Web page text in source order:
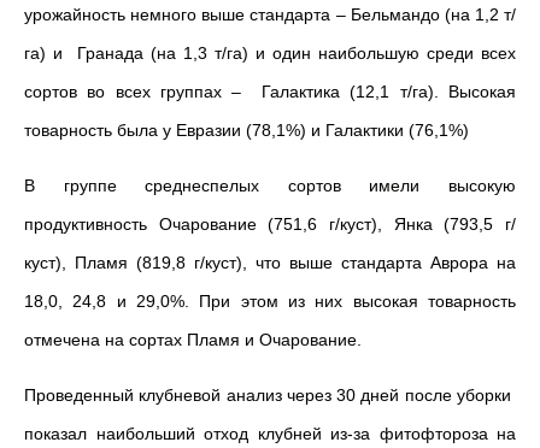
урожайность немного выше стандарта – Бельмандо (на 1,2 т/
га) и Гранада (на 1,3 т/га) и один наибольшую среди всех
сортов во всех группах – Галактика (12,1 т/га). Высокая
товарность была у Евразии (78,1%) и Галактики (76,1%)
В группе среднеспелых сортов имели высокую
продуктивность Очарование (751,6 г/куст), Янка (793,5 г/
куст), Пламя (819,8 г/куст), что выше стандарта Аврора на
18,0, 24,8 и 29,0%. При этом из них высокая товарность
отмечена на сортах Пламя и Очарование.
Проведенный клубневой анализ через 30 дней после уборки
показал наибольший отход клубней из-за фитофтороза на